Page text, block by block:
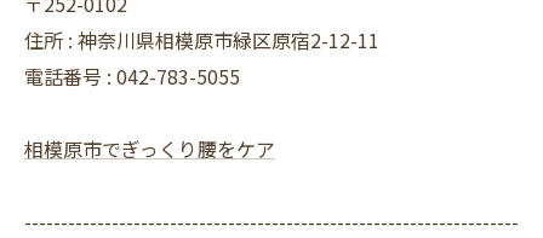
住所 : 神奈川県相模原市緑区原宿2-12-11
電話番号 : 042-783-5055
相模原市でぎっくり腰をケア
--------------------------------------------------------------------